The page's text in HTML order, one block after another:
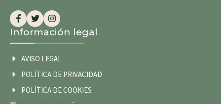
Información legal
AVISO LEGAL
POLÍTICA DE PRIVACIDAD
POLÍTICA DE COOKIES